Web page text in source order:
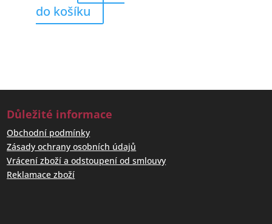
do košíku
Důležité informace
Obchodní podmínky
Zásady ochrany osobních údajů
Vrácení zboží a odstoupení od smlouvy
Reklamace zboží